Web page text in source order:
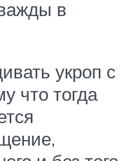
в
укроп с
что тогда